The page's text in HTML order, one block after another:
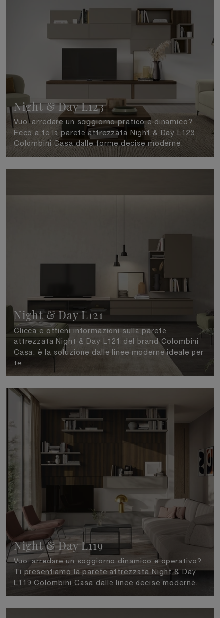
Night & Day L123
Vuoi arredare un soggiorno pratico e dinamico?
Ecco a te la parete attrezzata Night & Day L123
Colombini Casa dalle forme decise moderne.
Night & Day L121
Clicca e ottieni informazioni sulla parete
attrezzata Night & Day L121 del brand Colombini
Casa: è la soluzione dalle linee moderne ideale per
te.
Night & Day L119
Vuoi arredare un soggiorno dinamico e operativo?
Ti presentiamo la parete attrezzata Night & Day
L119 Colombini Casa dalle linee decise moderne.